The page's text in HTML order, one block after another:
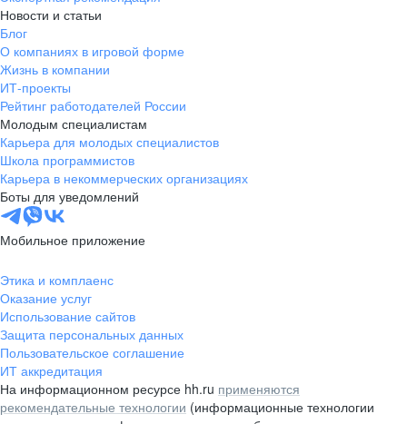
Новости и статьи
Блог
О компаниях в игровой форме
Жизнь в компании
ИТ-проекты
Рейтинг работодателей России
Молодым специалистам
Карьера для молодых специалистов
Школа программистов
Карьера в некоммерческих организациях
Боты для уведомлений
Мобильное приложение
Этика и комплаенс
Оказание услуг
Использование сайтов
Защита персональных данных
Пользовательское соглашение
ИТ аккредитация
На информационном ресурсе hh.ru применяются
рекомендательные технологии (информационные технологии